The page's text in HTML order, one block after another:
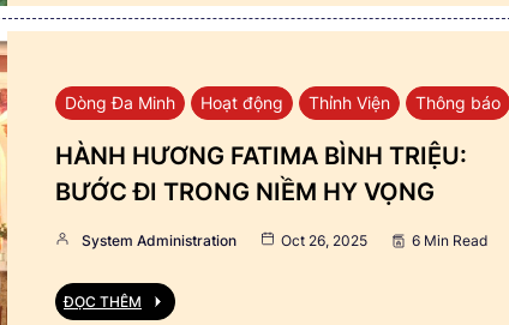
Dòng Đa Minh Hoạt động Thỉnh Viện Thông báo
HÀNH HƯƠNG FATIMA BÌNH TRIỆU:
BƯỚC ĐI TRONG NIỀM HY VỌNG
System Administration Oct 26, 2025 6 Min Read
ĐỌC THÊM